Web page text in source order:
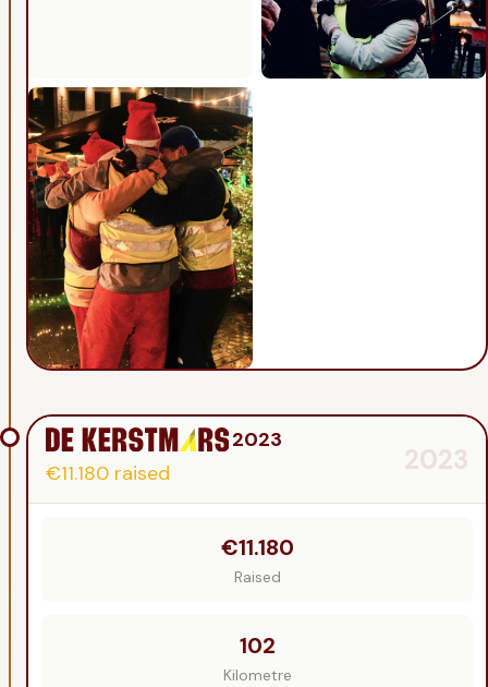
2023
€11.180 raised 2023
€11.180
Raised
102
Kilometre